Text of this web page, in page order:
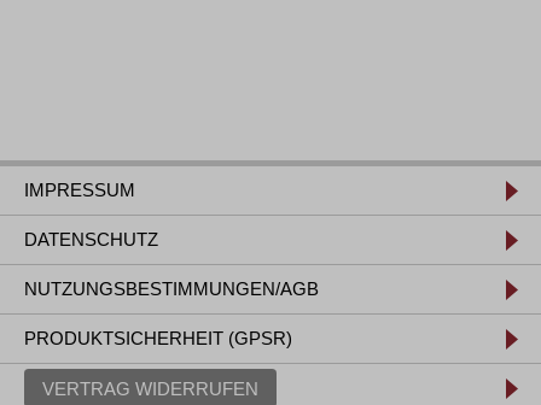
IMPRESSUM
DATENSCHUTZ
NUTZUNGSBESTIMMUNGEN/AGB
PRODUKTSICHERHEIT (GPSR)
VERTRAG WIDERRUFEN